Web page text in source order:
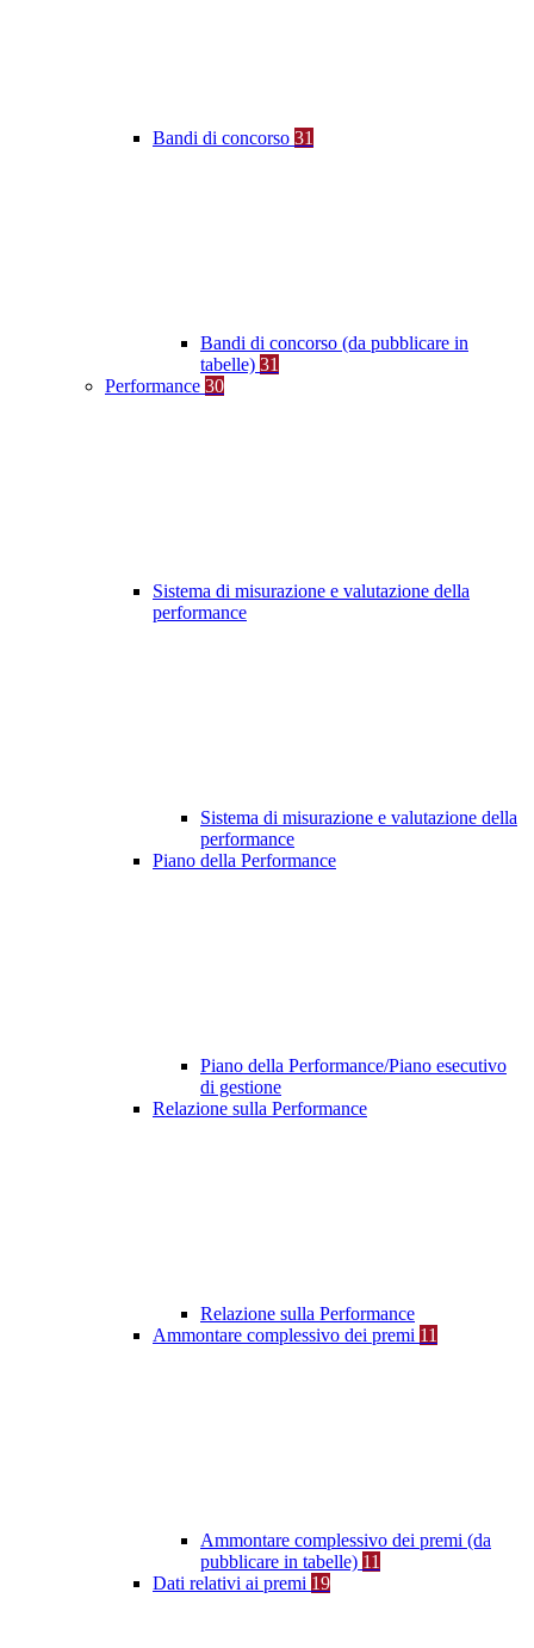
Bandi di concorso 31
Bandi di concorso (da pubblicare in
tabelle) 31
Performance 30
Sistema di misurazione e valutazione della
performance
Sistema di misurazione e valutazione della
performance
Piano della Performance
Piano della Performance/Piano esecutivo
di gestione
Relazione sulla Performance
Relazione sulla Performance
Ammontare complessivo dei premi 11
Ammontare complessivo dei premi (da
pubblicare in tabelle) 11
Dati relativi ai premi 19